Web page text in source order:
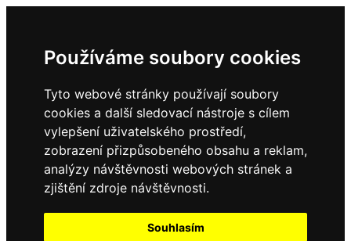
Používáme soubory cookies
Tyto webové stránky používají soubory
cookies a další sledovací nástroje s cílem
vylepšení uživatelského prostředí,
zobrazení přizpůsobeného obsahu a reklam,
analýzy návštěvnosti webových stránek a
zjištění zdroje návštěvnosti.
Souhlasím